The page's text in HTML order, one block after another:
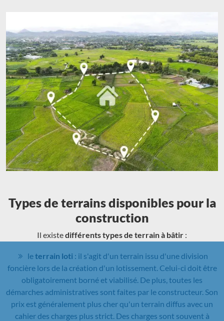
Types de terrains disponibles pour la
construction
Il existedifférents types de terrain à bâtir :
leterrain loti : il s'agit d'un terrain issu d'une division
foncière lors de la création d'un lotissement. Celui-ci doit être
obligatoirement borné et viabilisé. De plus, toutes les
démarches administratives sont faites par le constructeur. Son
prix est généralement plus cher qu'un terrain diffus avec un
cahier des charges plus strict. Des charges sont souvent à